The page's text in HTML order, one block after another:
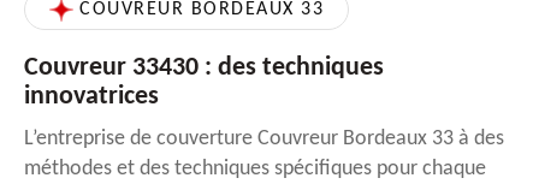
COUVREUR BORDEAUX 33
Couvreur 33430 : des techniques
innovatrices
L’entreprise de couverture Couvreur Bordeaux 33 à des
méthodes et des techniques spécifiques pour chaque